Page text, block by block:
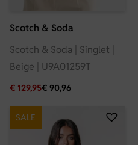
Scotch & Soda
Scotch & Soda | Singlet |
Beige | U9A01259T
€129,95€ 90,96
SALE